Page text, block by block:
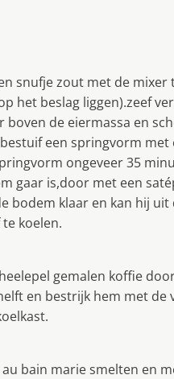
snufje zout met de
het beslag liggen).zeef
de eiermassa en
een springvorm
ongeveer 35
gaar is,door met een
bodem klaar en kan hij
koelen.
gemalen koffie
en bestrijk hem met de
bain marie smelten en